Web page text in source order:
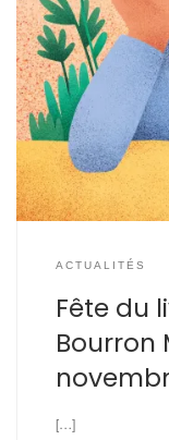
ACTUALITÉS
Fête du
Bourron
[…]